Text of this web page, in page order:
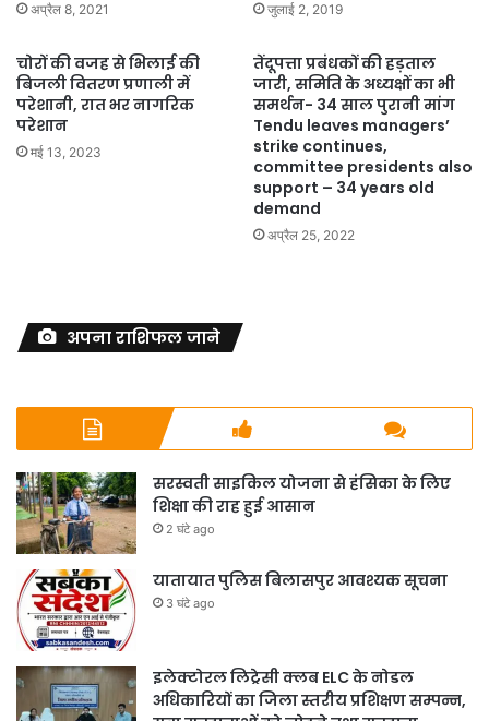
अप्रैल 8, 2021 जुलाई 2, 2019
चोरों की वजह से भिलाई की
बिजली वितरण प्रणाली में
परेशानी, रात भर नागरिक
परेशान
मई 13, 2023
तेंदूपत्ता प्रबंधकों की हड़ताल
जारी, समिति के अध्यक्षों का भी
समर्थन- 34 साल पुरानी मांग
Tendu leaves managers’
strike continues,
committee presidents also
support – 34 years old
demand
अप्रैल 25, 2022
अपना राशिफल जाने
सरस्वती साइकिल योजना से हंसिका के लिए
शिक्षा की राह हुई आसान
2 घंटे ago
यातायात पुलिस बिलासपुर आवश्यक सूचना
3 घंटे ago
इलेक्टोरल लिट्रेसी क्लब ELC के नोडल
अधिकारियों का जिला स्तरीय प्रशिक्षण सम्पन्न,